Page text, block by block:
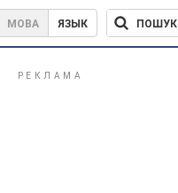
МОВА ЯЗЫК ПОШУК